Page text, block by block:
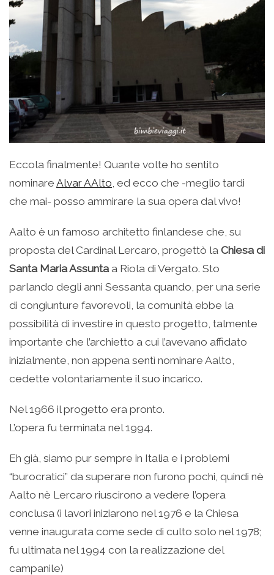
Eccola finalmente! Quante volte ho sentito
nominare Alvar AAlto , ed ecco che -meglio tardi
che mai- posso ammirare la sua opera dal vivo!
Aalto è un famoso architetto finlandese che, su
proposta del Cardinal Lercaro, progettò la Chiesa di
Santa Maria Assuntaa Riola di Vergato. Sto
parlando degli anni Sessanta quando, per una serie
di congiunture favorevoli, la comunità ebbe la
possibilità di investire in questo progetto, talmente
importante che l’archietto a cui l’avevano affidato
inizialmente, non appena sentì nominare Aalto,
cedette volontariamente il suo incarico.
Nel 1966 il progetto era pronto.
L’opera fu terminata nel 1994.
Eh già, siamo pur sempre in Italia e i problemi
“burocratici” da superare non furono pochi, quindi nè
Aalto nè Lercaro riuscirono a vedere l’opera
conclusa (i lavori iniziarono nel 1976 e la Chiesa
venne inaugurata come sede di culto solo nel 1978;
fu ultimata nel 1994 con la realizzazione del
campanile)